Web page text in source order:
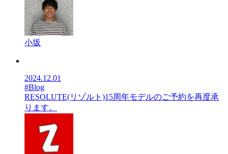
小坂
2024.12.01
#Blog
RESOLUTE(リゾルト)15周年モデルのご予約を再度承
ります。